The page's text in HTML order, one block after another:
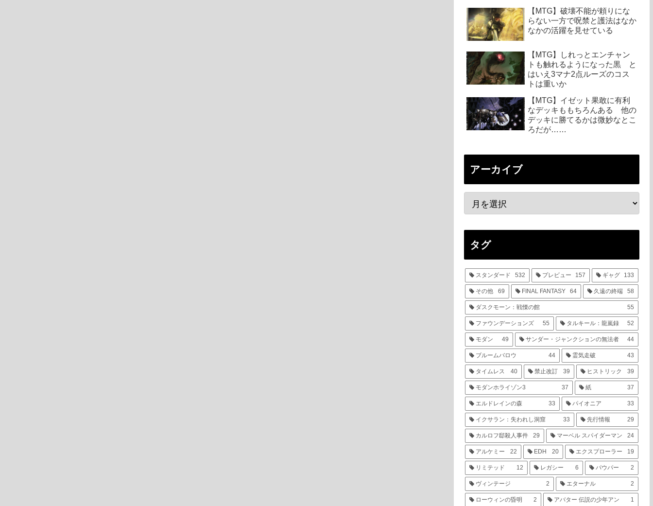
【MTG】破壊不能が頼りにな
らない一方で呪禁と護法はなか
なかの活躍を見せている
【MTG】しれっとエンチャン
トも触れるようになった黒 と
はいえ3マナ2点ルーズのコス
トは重いか
【MTG】イゼット果敢に有利
なデッキももちろんある 他の
デッキに勝てるかは微妙なとこ
ろだが……
アーカイブ
タグ
スタンダード 532 プレビュー 157 ギャグ 133
その他 69 FINAL FANTASY 64 久遠の終端 58
ダスクモーン：戦慄の館 55
ファウンデーションズ 55 タルキール：龍嵐録 52
モダン 49 サンダー・ジャンクションの無法者 44
ブルームバロウ 44 霊気走破 43
タイムレス 40 禁止改訂 39 ヒストリック 39
モダンホライゾン3 37 紙 37
エルドレインの森 33 パイオニア 33
イクサラン：失われし洞窟 33 先行情報 29
カルロフ邸殺人事件 29 マーベル スパイダーマン 24
アルケミー 22 EDH 20 エクスプローラー 19
リミテッド 12 レガシー 6 パウパー 2
ヴィンテージ 2 エターナル 2
ローウィンの昏明 2 アバター 伝説の少年アン 1